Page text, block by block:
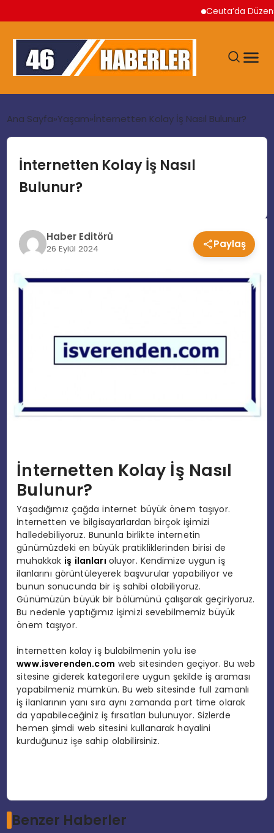
Ceuta’da Düzensiz
EKONOMI
TEKNOLOJI
EĞITIM
YAŞAM
Ana Sayfa Yaşam İnternetten Kolay İş Nasıl Bulunur?
İnternetten Kolay İş Nasıl
Bulunur?
Haber Editörü
26 Eylül 2024 Paylaş
İnternetten Kolay İş Nasıl
Bulunur?
Yaşadığımız çağda internet büyük önem taşıyor.
İnternetten ve bilgisayarlardan birçok işimizi
halledebiliyoruz. Bununla birlikte internetin
günümüzdeki en büyük pratikliklerinden birisi de
muhakkak iş ilanları oluyor. Kendimize uygun iş
ilanlarını görüntüleyerek başvurular yapabiliyor ve
bunun sonucunda bir iş sahibi olabiliyoruz.
Günümüzün büyük bir bölümünü çalışarak geçiriyoruz.
Bu nedenle yaptığımız işimizi sevebilmemiz büyük
önem taşıyor.
İnternetten kolay iş bulabilmenin yolu ise
www.isverenden.com web sitesinden geçiyor. Bu web
sitesine giderek kategorilere uygun şekilde iş araması
yapabilmeniz mümkün. Bu web sitesinde full zamanlı
iş ilanlarının yanı sıra aynı zamanda part time olarak
da yapabileceğiniz iş fırsatları bulunuyor. Sizlerde
hemen şimdi web sitesini kullanarak hayalini
kurduğunuz işe sahip olabilirsiniz.
Benzer Haberler